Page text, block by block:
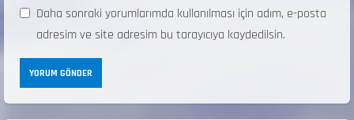
Daha sonraki yorumlarımda kullanılması için adım, e-posta
adresim ve site adresim bu tarayıcıya kaydedilsin.